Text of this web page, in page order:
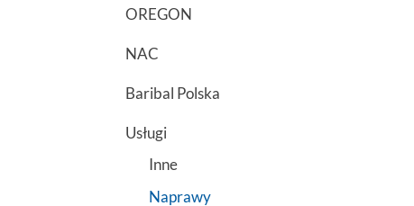
OREGON
NAC
Baribal Polska
Usługi
Inne
Naprawy